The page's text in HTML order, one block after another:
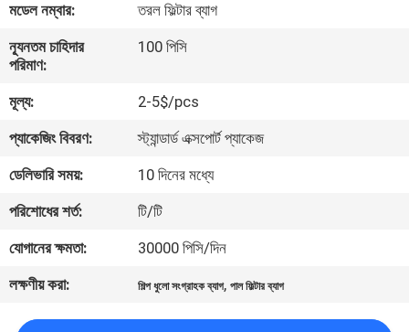
কারখানা
ভ্রমণ
মান
নিয়ন্ত্রণ
আমাদের
সাথে
যোগাযোগ
করুন
মডেল নম্বার:
তরল ফিল্টার ব্যাগ
ন্যূনতম চাহিদার
পরিমাণ:
100 পিসি
মূল্য:
2-5$/pcs
প্যাকেজিং বিবরণ:
স্ট্যান্ডার্ড এক্সপোর্ট প্যাকেজ
ডেলিভারি সময়:
10 দিনের মধ্যে
পরিশোধের শর্ত:
টি/টি
যোগানের ক্ষমতা:
30000 পিসি/দিন
লক্ষণীয় করা:
শিল্প ধুলো সংগ্রাহক ব্যাগ,পাল ফিল্টার ব্যাগ